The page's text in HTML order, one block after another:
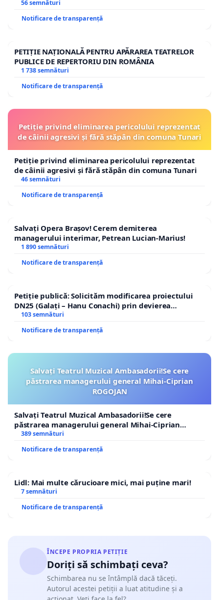
56 semnături
Notificare de transparență
PETIȚIE NAȚIONALĂ PENTRU APĂRAREA TEATRELOR
PUBLICE DE REPERTORIU DIN ROMÂNIA
1 738 semnături
Notificare de transparență
Petiție privind eliminarea pericolului reprezentat
de câinii agresivi și fără stăpân din comuna Tunari
Petiție privind eliminarea pericolului reprezentat
de câinii agresivi și fără stăpân din comuna Tunari
46 semnături
Notificare de transparență
Salvați Opera Brașov! Cerem demiterea
managerului interimar, Petrean Lucian-Marius!
1 890 semnături
Notificare de transparență
Petiție publică: Solicităm modificarea proiectului
DN25 (Galați – Hanu Conachi) prin devierea
traseului în afara localităților!
103 semnături
Notificare de transparență
Salvați Teatrul Muzical Ambasadorii!Se cere
păstrarea managerului general Mihai-Ciprian
ROGOJAN
Salvați Teatrul Muzical Ambasadorii!Se cere
păstrarea managerului general Mihai-Ciprian
ROGOJAN
389 semnături
Notificare de transparență
Lidl: Mai multe cărucioare mici, mai puține mari!
7 semnături
Notificare de transparență
ÎNCEPE PROPRIA PETIȚIE
Doriți să schimbați ceva?
Schimbarea nu se întâmplă dacă tăceți.
Autorul acestei petiții a luat atitudine și a